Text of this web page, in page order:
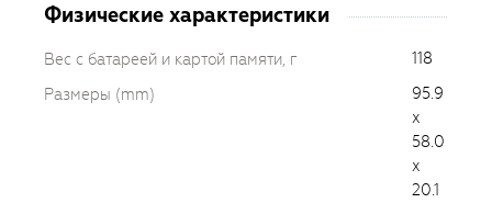
Физические характеристики
Вес с батареей и картой памяти, г
118
Размеры (mm)
95.9
x
58.0
x
20.1